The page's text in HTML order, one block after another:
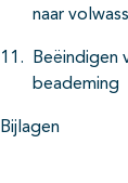
naar
Beëindigen
beademing
Bijlagen